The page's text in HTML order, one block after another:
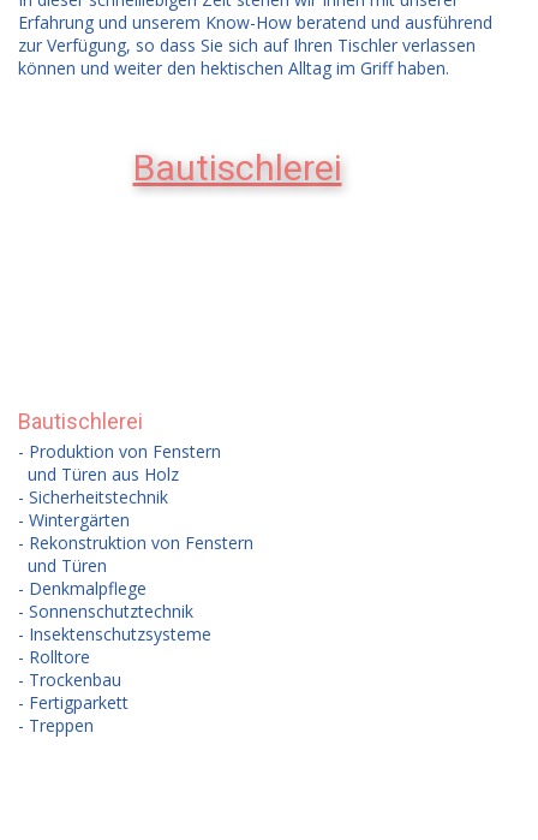
Erfahrung und unserem Know-How beratend und ausführend
zur Verfügung, so dass Sie sich auf Ihren Tischler verlassen
können und weiter den hektischen Alltag im Griff haben.
Bautischlerei
Bautischlerei
- Produktion von Fenstern
und Türen aus Holz
- Sicherheitstechnik
- Wintergärten
- Rekonstruktion von Fenstern
und Türen
- Denkmalpflege
- Sonnenschutztechnik
- Insektenschutzsysteme
- Rolltore
- Trockenbau
- Fertigparkett
- Treppen